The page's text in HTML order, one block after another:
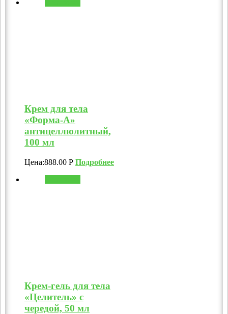
Крем для тела
«Форма-А»
антицеллюлитный,
100 мл
Цена:888.00 Р Подробнее
Крем-гель для тела
«Целитель» с
чередой, 50 мл